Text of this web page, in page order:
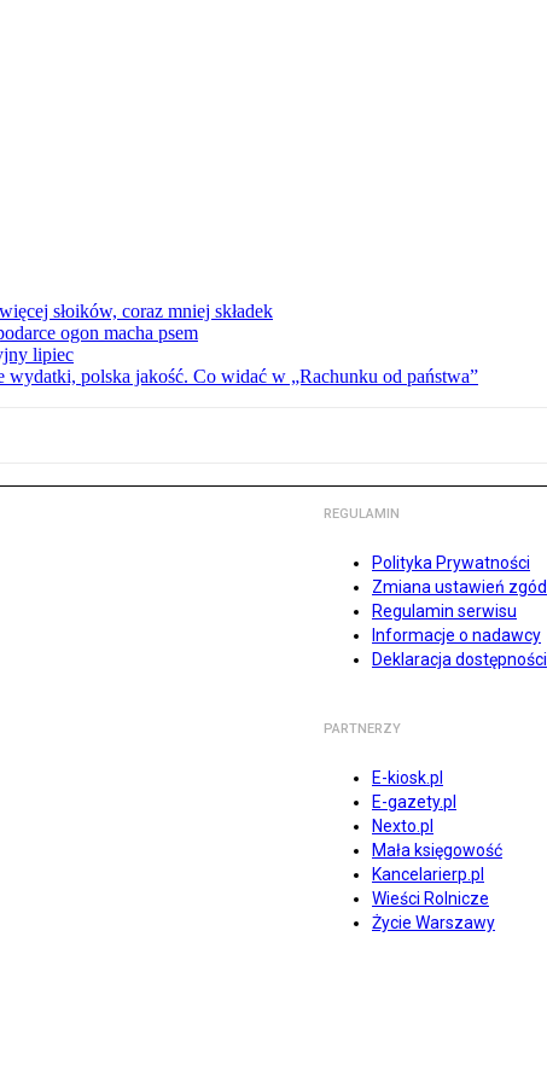
słoików, coraz mniej składek
ogon macha psem
lipiec
polska jakość. Co widać w „Rachunku od państwa”
REGULAMIN
Polityka Prywatności
Zmiana ustawień zgód
Regulamin serwisu
Informacje o nadawcy
Deklaracja dostępności
PARTNERZY
E-kiosk.pl
E-gazety.pl
Nexto.pl
Mała księgowość
Kancelarierp.pl
Wieści Rolnicze
Życie Warszawy